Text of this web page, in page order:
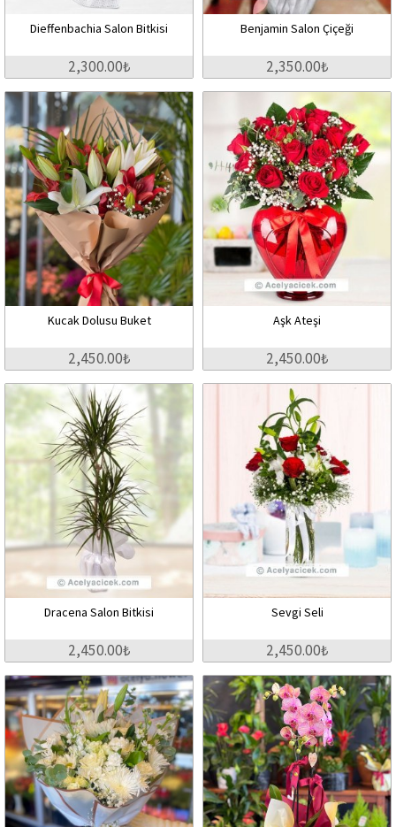
Dieffenbachia Salon Bitkisi
2,300.00₺
Benjamin Salon Çiçeği
2,350.00₺
Kucak Dolusu Buket
2,450.00₺
Aşk Ateşi
2,450.00₺
Dracena Salon Bitkisi
2,450.00₺
Sevgi Seli
2,450.00₺